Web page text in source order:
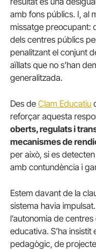
amb fons públics. I, al
missatge preocupant:
dels centres públics
penalitzant el conjunt
aïllats que no s’han
generalitzada.
Des de Clam Educatiu
reforçar aquesta
oberts, regulats i
mecanismes de
per això, si es
amb contundència i
Estem davant de la
sistema havia
l’autonomia de
educativa. S’ha
pedagògic, de